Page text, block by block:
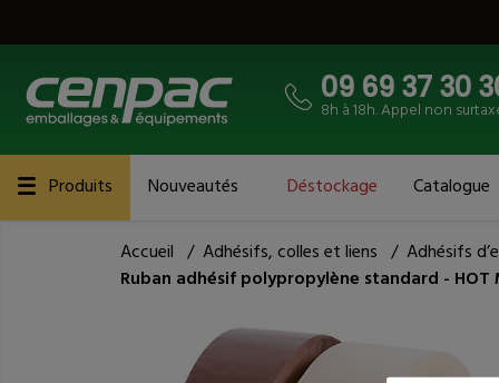
09 69 37 30
8h à 18h. Appel non
Produits Nouveautés Déstockage Catalogue
Accueil / Adhésifs, colles et liens / Adhésifs
Ruban adhésif polypropylène standard - HOT